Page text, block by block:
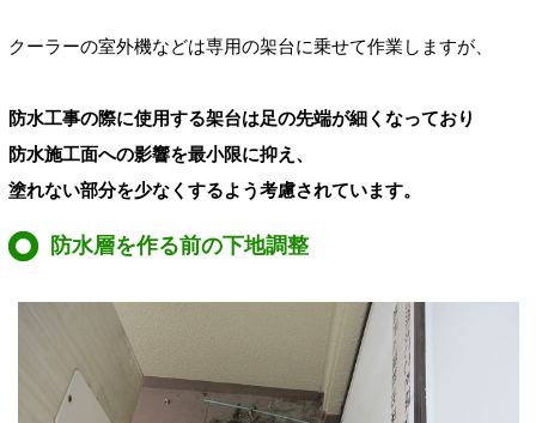
クーラーの室外機などは専用の架台に乗せて作業しますが、
防水工事の際に使用する架台は足の先端が細くなっており
防水施工面への影響を最小限に抑え、
塗れない部分を少なくするよう考慮されています。
防水層を作る前の下地調整